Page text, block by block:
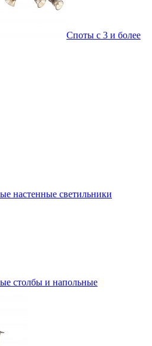
Споты с 3 и более
настенные светильники
столбы и напольные